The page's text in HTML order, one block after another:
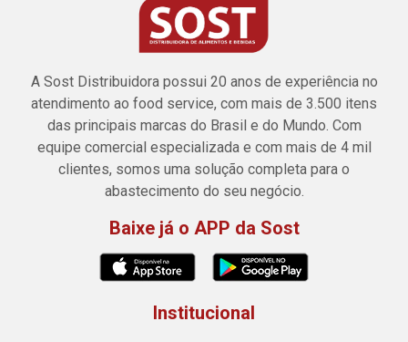
A Sost Distribuidora possui 20 anos de experiência no
atendimento ao food service, com mais de 3.500 itens
das principais marcas do Brasil e do Mundo. Com
equipe comercial especializada e com mais de 4 mil
clientes, somos uma solução completa para o
abastecimento do seu negócio.
Baixe já o APP da Sost
Institucional